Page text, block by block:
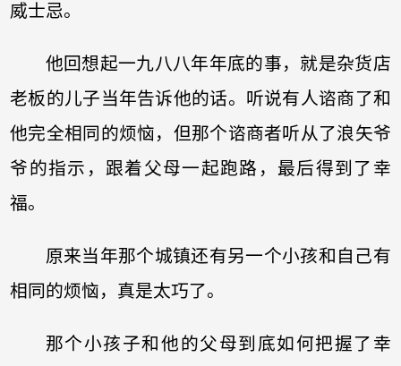
威士忌。
他回想起一九八八年年底的事，就是杂货店
老板的儿子当年告诉他的话。听说有人谘商了和
他完全相同的烦恼，但那个谘商者听从了浪矢爷
爷的指示，跟着父母一起跑路，最后得到了幸
福。
原来当年那个城镇还有另一个小孩和自己有
相同的烦恼，真是太巧了。
那个小孩子和他的父母到底如何把握了幸